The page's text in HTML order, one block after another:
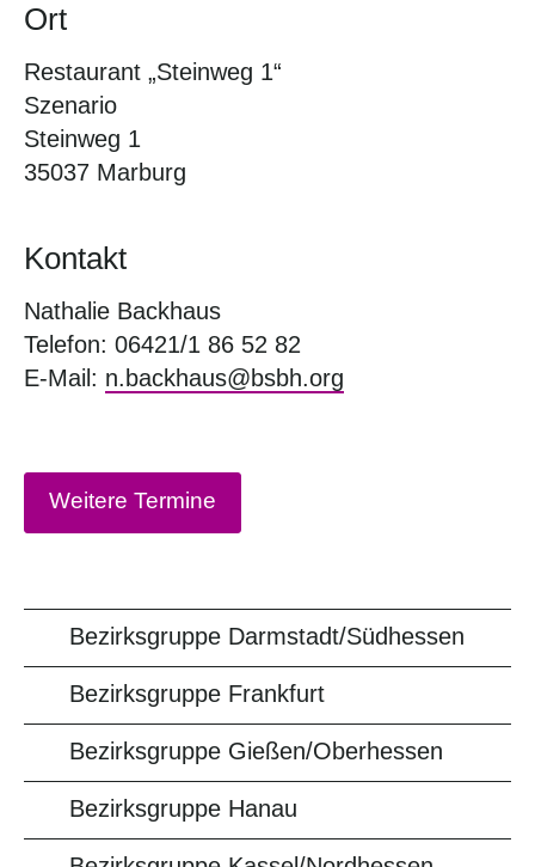
Ort
Restaurant „Steinweg 1“
Szenario
Steinweg 1
35037 Marburg
Kontakt
Nathalie Backhaus
Telefon: 06421/1 86 52 82
E-Mail: n.backhaus@bsbh.org
Weitere Termine
Bezirksgruppe Darmstadt/Südhessen
Bezirksgruppe Frankfurt
Bezirksgruppe Gießen/Oberhessen
Bezirksgruppe Hanau